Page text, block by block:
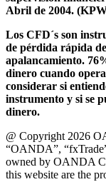
Abril de 2004.
Los CFD´s son
de pérdida rápida
apalancamiento.
dinero cuando
considerar si
instrumento y si se
dinero.
@ Copyright 2026
“OANDA”,
owned by OANDA
this website are the